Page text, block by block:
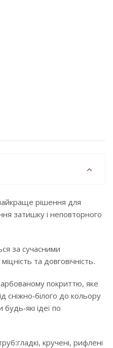
рішення для
затишку і неповторного
за сучасними
та довговічність.
покриттю, яке
сніжно-білого до кольору
які ідеї по
кручені, рифлені